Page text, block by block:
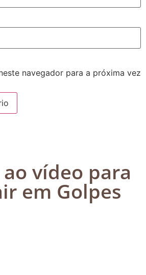
navegador para a próxima vez
vídeo para
em Golpes